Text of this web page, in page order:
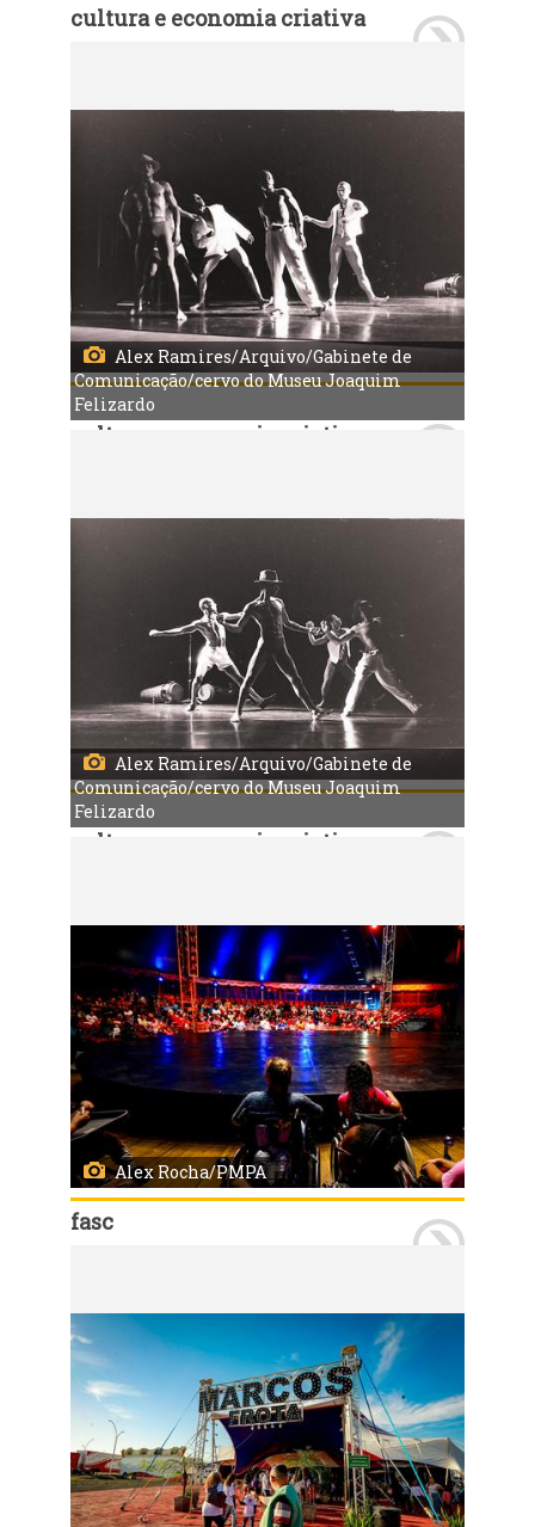
cultura e economia criativa
Alex Ramires/Arquivo/Gabinete de
Comunicação/cervo do Museu Joaquim
Felizardo
cultura e economia criativa
Alex Ramires/Arquivo/Gabinete de
Comunicação/cervo do Museu Joaquim
Felizardo
cultura e economia criativa
Alex Rocha/PMPA
fasc